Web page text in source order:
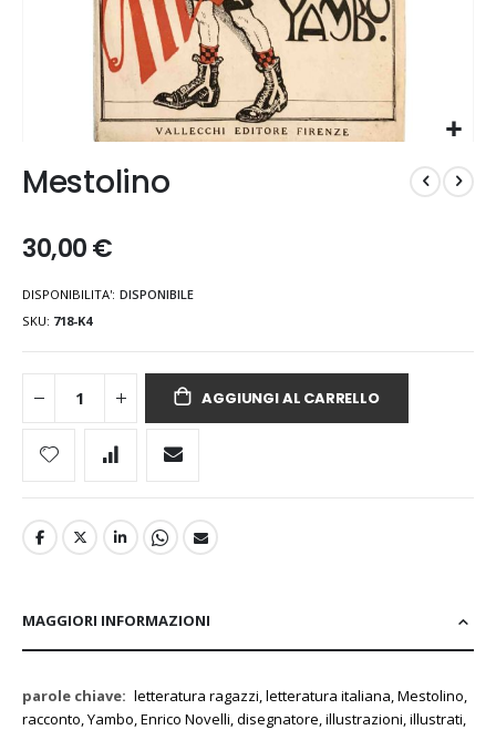
all'inizio
della
di
Mestolino
30,00 €
DISPONIBILITA': DISPONIBILE
SKU 718-K4
AGGIUNGI AL CARRELLO
MAGGIORI INFORMAZIONI
Maggiori
Informazioni
letteratura ragazzi, letteratura italiana, Mestolino,
racconto, Yambo, Enrico Novelli, disegnatore, illustrazioni, illustrati,